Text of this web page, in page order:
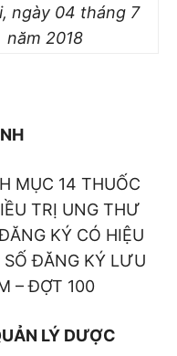
, ngày 04 tháng 7
năm 2018
MỤC 14 THUỐC
TRỊ UNG THƯ
KÝ CÓ HIỆU
ĐĂNG KÝ LƯU
– ĐỢT 100
LÝ DƯỢC